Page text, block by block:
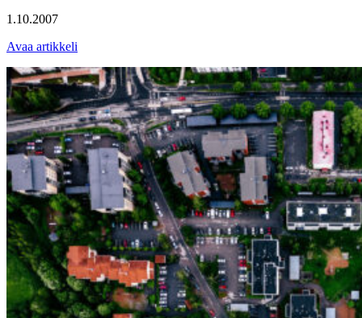
1.10.2007
Avaa artikkeli